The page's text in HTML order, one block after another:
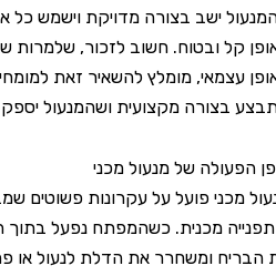
ישב בצורה מדויקת וישמש כל
קל ובטוח. חשוב לזכור, שלמרות
עצמאי, מומלץ להשאיר זאת
בצורה מקצועית ושהמנעול יספק
הפעולה של מנעול מכני
מכני פועל על עקרונות פשוטים
מכנית. כשהמפתח נפעל בתוך
ומשחרר את הדלת לנעול או